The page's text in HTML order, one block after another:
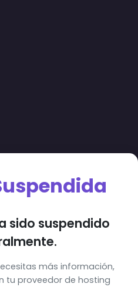
sido suspendido
más información,
tu proveedor de hosting